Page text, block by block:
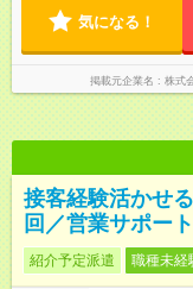
気になる！
掲載元企業名 株式
接客経験活かせ
回／営業サポート
紹介予定派遣 職種未経